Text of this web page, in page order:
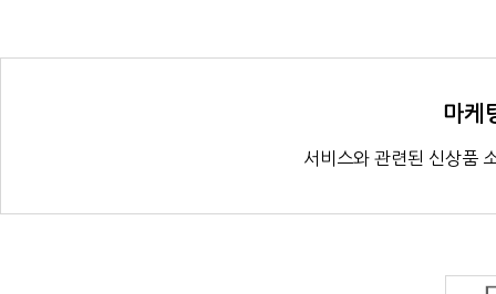
마케
서비스와 관련된 신상품